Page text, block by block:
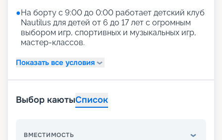
●На борту с 9:00 до 0:00 работает детский клуб
Nautilus для детей от 6 до 17 лет с огромным
выбором игр, спортивных и музыкальных игр,
мастер-классов.
Показать все условия
Выбор каютыСписок
ВМЕСТИМОСТЬ